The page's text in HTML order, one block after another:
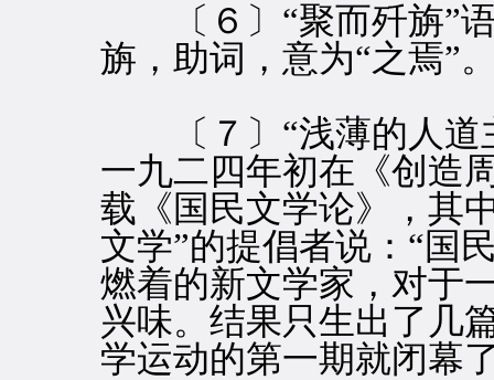
〔６〕“聚而歼旃”语
旃，助词，意为“之焉”
〔７〕“浅薄的人道
一九二四年初在《创造
载《国民文学论》，其
文学”的提倡者说：“国
燃着的新文学家，对于
兴味。结果只生出了几
学运动的第一期就闭幕